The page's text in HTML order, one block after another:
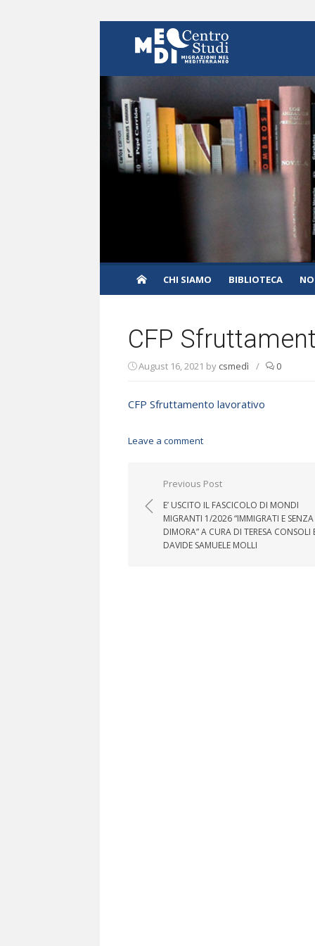
Skip to content
CHI SIAMO BIBLIOTECA
CFP
August 16, 2021 by csmedì / 0
CFP Sfruttamento lavorativo
Leave a comment
Post navigation
Previous Post
E’ USCITO IL FASCICOLO DI MONDI
MIGRANTI 1/2026 “IMMIGRATI E SENZA
DIMORA” A CURA DI TERESA CONSOLI
DAVIDE SAMUELE MOLLI